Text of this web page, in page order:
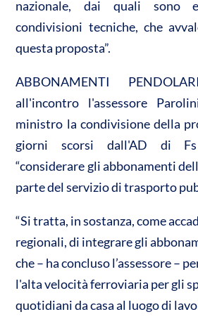
nazionale, dai quali sono
condivisioni tecniche, che
questa proposta”.
ABBONAMENTI
all'incontro l'assessore
ministro la condivisione della
giorni scorsi dall'AD di
“considerare gli abbonamenti
parte del servizio di trasporto
“Si tratta, in sostanza, come
regionali, di integrare gli
che – ha concluso l’assessore –
l'alta velocità ferroviaria per gli
quotidiani da casa al luogo di